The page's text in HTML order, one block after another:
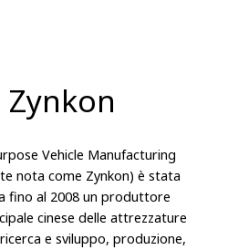
Vehicle Manufacturing
nota come Zynkon) è stata
fino al 2008 un produttore
cinese delle attrezzature
e sviluppo, produzione,